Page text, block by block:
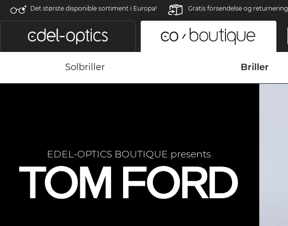
Det største disponible sortiment i Europa! Gratis forsendelse og returnering
Solbriller Briller
EDEL-OPTICS BOUTIQUE presents